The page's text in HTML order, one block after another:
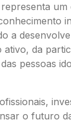
a
da
pessoas
o futuro